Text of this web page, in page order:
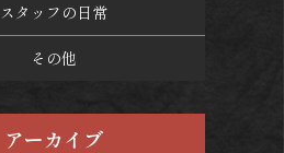
スタッフの日常
その他
アーカイブ